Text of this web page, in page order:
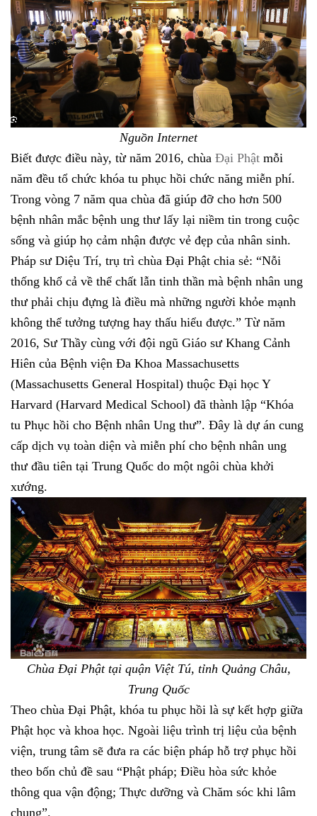
Nguồn Internet
Biết được điều này, từ năm 2016, chùa Đại Phật mỗi
năm đều tổ chức khóa tu phục hồi chức năng miễn phí.
Trong vòng 7 năm qua chùa đã giúp đỡ cho hơn 500
bệnh nhân mắc bệnh ung thư lấy lại niềm tin trong cuộc
sống và giúp họ cảm nhận được vẻ đẹp của nhân sinh.
Pháp sư Diệu Trí, trụ trì chùa Đại Phật chia sẻ: “Nỗi
thống khổ cả về thể chất lẫn tinh thần mà bệnh nhân ung
thư phải chịu đựng là điều mà những người khỏe mạnh
không thể tưởng tượng hay thấu hiểu được.” Từ năm
2016, Sư Thầy cùng với đội ngũ Giáo sư Khang Cảnh
Hiên của Bệnh viện Đa Khoa Massachusetts
(Massachusetts General Hospital) thuộc Đại học Y
Harvard (Harvard Medical School) đã thành lập “Khóa
tu Phục hồi cho Bệnh nhân Ung thư”. Đây là dự án cung
cấp dịch vụ toàn diện và miễn phí cho bệnh nhân ung
thư đầu tiên tại Trung Quốc do một ngôi chùa khởi
xướng.
Chùa Đại Phật tại quận Việt Tú, tỉnh Quảng Châu,
Trung Quốc
Theo chùa Đại Phật, khóa tu phục hồi là sự kết hợp giữa
Phật học và khoa học. Ngoài liệu trình trị liệu của bệnh
viện, trung tâm sẽ đưa ra các biện pháp hỗ trợ phục hồi
theo bốn chủ đề sau “Phật pháp; Điều hòa sức khỏe
thông qua vận động; Thực dưỡng và Chăm sóc khi lâm
chung”.